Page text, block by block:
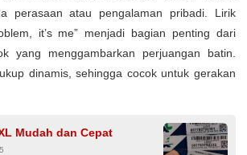
perasaan atau pengalaman pribadi. Lirik
it’s me” menjadi bagian penting dari
yang menggambarkan perjuangan batin.
dinamis, sehingga cocok untuk gerakan
Mudah dan Cepat